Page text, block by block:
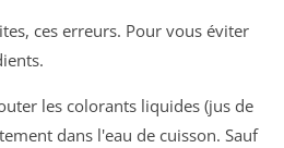
ces erreurs. Pour vous éviter
les colorants liquides (jus de
dans l'eau de cuisson. Sauf